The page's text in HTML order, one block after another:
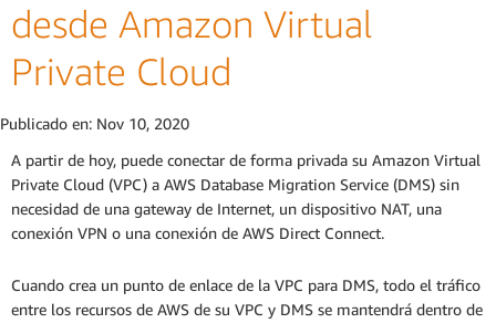
desde Amazon Virtual
Private Cloud
Publicado en: Nov 10, 2020
A partir de hoy, puede conectar de forma privada su Amazon Virtual
Private Cloud (VPC) a AWS Database Migration Service (DMS) sin
necesidad de una gateway de Internet, un dispositivo NAT, una
conexión VPN o una conexión de AWS Direct Connect.
Cuando crea un punto de enlace de la VPC para DMS, todo el tráfico
entre los recursos de AWS de su VPC y DMS se mantendrá dentro de